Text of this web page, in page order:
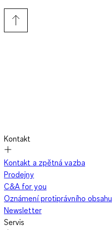
Kontakt
Kontakt a zpětná vazba
Prodejny
C&A for you
Oznámení protiprávního obsahu
Newsletter
Servis